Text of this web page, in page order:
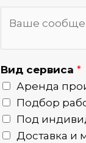
Вид сервиса *
Аренда
Подбор
Под
Доставка и